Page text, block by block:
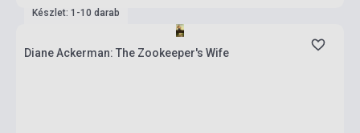
Készlet: 1-10 darab
Diane Ackerman: The Zookeeper's Wife